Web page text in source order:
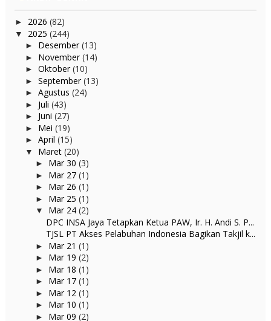
► 2026 (82)
▼ 2025 (244)
► Desember(13)
► November(14)
► Oktober(10)
► September(13)
► Agustus (24)
► Juli (43)
► Juni (27)
► Mei (19)
► April (15)
▼ Maret (20)
► Mar 30 (3)
► Mar 27 (1)
► Mar 26 (1)
► Mar 25 (1)
▼ Mar 24 (2)
DPC INSA Jaya Tetapkan Ketua PAW, Ir. H. Andi S. P...
TJSL PT Akses Pelabuhan Indonesia Bagikan Takjil k...
► Mar 21 (1)
► Mar 19 (2)
► Mar 18 (1)
► Mar 17 (1)
► Mar 12 (1)
► Mar 10 (1)
► Mar 09 (2)